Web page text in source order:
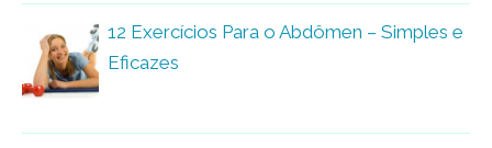
12 Exercícios Para o Abdômen – Simples e
Eficazes